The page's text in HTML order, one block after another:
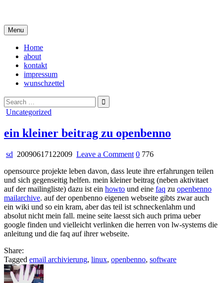
content
Menu
Home
about
kontakt
impressum
wunschzettel
Search
for:
Posted
Uncategorized
ein kleiner beitrag zu openbenno
sd 20090617122009 Leave a Commenton
kleiner
beitrag
zu
openbenno
0 776
opensource projekte leben davon, dass leute ihre erfahrungen teilen
und sich gegenseitig helfen. mein kleiner beitrag (neben aktivitaet
auf der mailingliste) dazu ist ein howto und eine faq zu openbenno
mailarchive. auf der openbenno eigenen webseite gibts zwar auch
ein wiki und so ein kram, aber das teil ist schneckenlahm und
absolut nicht mein fall. meine seite laesst sich auch prima ueber
google finden und vielleicht verlinken die herren von lw-systems die
anleitung und die faq auf ihrer webseite.
Share:
Tagged email archivierung, linux, openbenno, software